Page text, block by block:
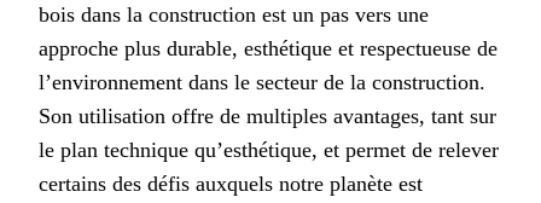
bois dans la construction est un pas vers une
approche plus durable, esthétique et respectueuse de
l’environnement dans le secteur de la construction.
Son utilisation offre de multiples avantages, tant sur
le plan technique qu’esthétique, et permet de relever
certains des défis auxquels notre planète est